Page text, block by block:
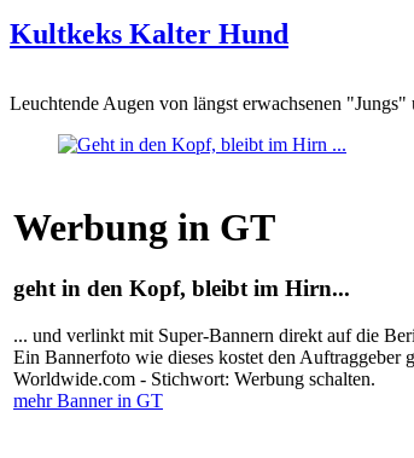
Kultkeks Kalter Hund
Leuchtende Augen von längst erwachsenen
Werbung in GT
geht in den Kopf, bleibt im Hirn...
... und verlinkt mit Super-Bannern direkt auf die
Ein Bannerfoto wie dieses kostet den
Worldwide.com - Stichwort: Werbung schalten.
mehr Banner in GT